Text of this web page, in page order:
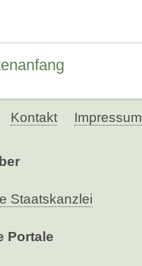
Kontakt Impressum
Staatskanzlei
Portale